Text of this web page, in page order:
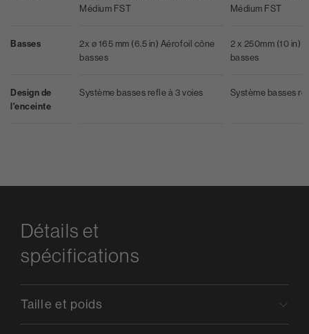
Basses
Design de
l'enceinte
Médium FST
2x ø 165 mm (6.5 in) Aérofoil cône
basses
Système basses refle à 3 voies
Médium FST
2 x 250mm (10 in)
basses
Système basses
Détails et
spécifications
Taille et poids